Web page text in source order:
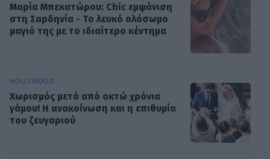
Μαρία Μπεκατώρου: Chic εμφάνιση
στη Σαρδηνία - Το λευκό ολόσωμο
μαγιό της με το ιδιαίτερο κέντημα
HOLLYWOOD
Χωρισμός μετά από οκτώ χρόνια
γάμου! Η ανακοίνωση και η επιθυμία
του ζευγαριού